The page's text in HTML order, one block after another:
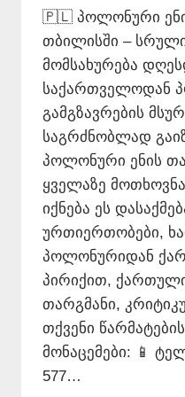
🇵🇱 პოლონური
თბილისში –
მომსახურება
საქართველოდან
გამგზავრების
საგრძნობლად
პოლონური ენის
ყველაზე
იქნება ეს
ურთიერთობები,
პოლონურიდან
პირიქით,
თარგმანი,
თქვენი
მონაცემები: 📱
577…